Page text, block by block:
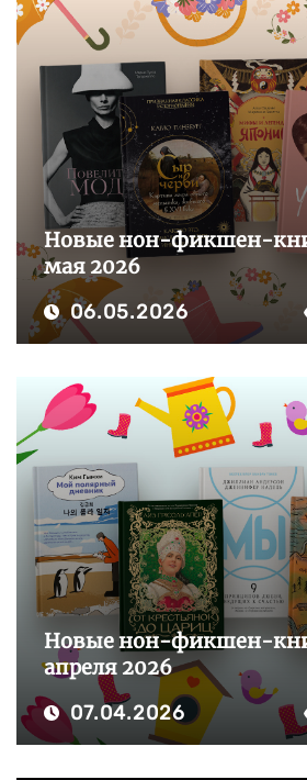
Новые нон-фикшен-
мая 2026
06.05.2026
Новые нон-фикшен-
апреля 2026
07.04.2026